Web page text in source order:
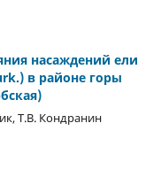
насаждений ели
в районе горы
Т.В. Кондранин